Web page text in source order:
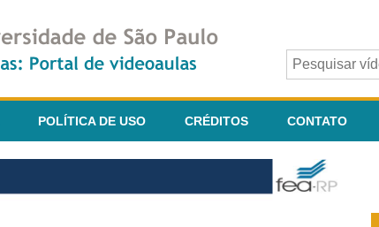
POLÍTICA DE USO CRÉDITOS CONTATO